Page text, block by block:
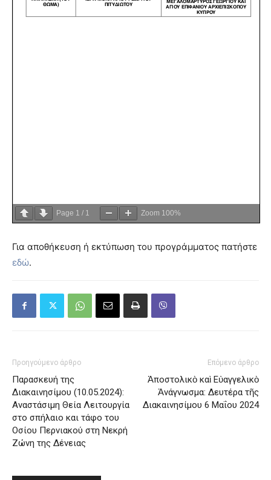
Page 1 / 1 Zoom 100%
Για αποθήκευση ή εκτύπωση του προγράμματος πατήστε
εδώ.
Προηγούμενο άρθρο
Παρασκευή της
Διακαινησίμου (10.05.2024):
Αναστάσιμη Θεία Λειτουργία
στο σπήλαιο και τάφο του
Οσίου Περνιακού στη Νεκρή
Ζώνη της Δένειας
Επόμενο άρθρο
Ἀποστολικὸ καὶ Εὐαγγελικὸ
Ἀνάγνωσμα: Δευτέρα τῆς
Διακαινησίμου 6 Μαΐου 2024